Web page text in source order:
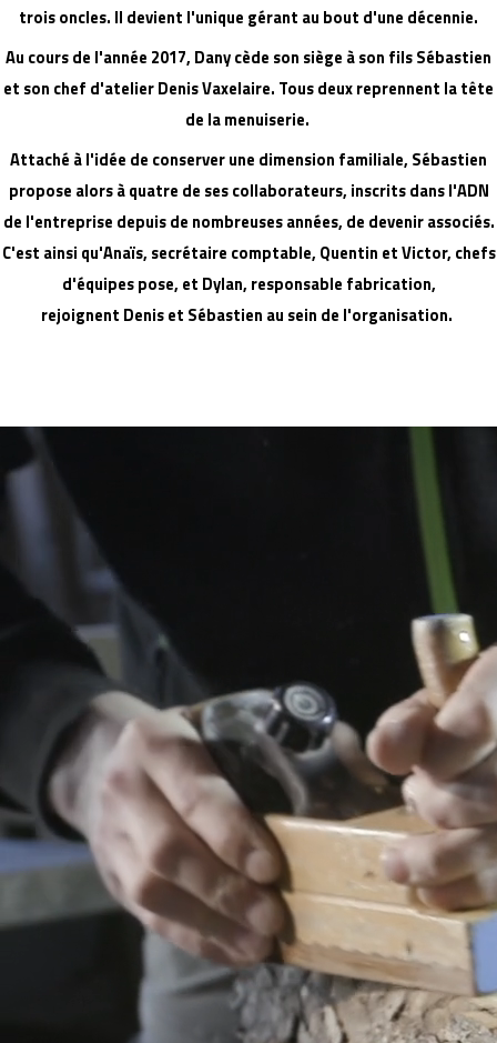
trois oncles. Il devient l'unique gérant au bout d'une décennie.
Au cours de l'année 2017, Dany cède son siège à son fils Sébastien
et son chef d'atelier Denis Vaxelaire. Tous deux reprennent la tête
de la menuiserie.
Attaché à l'idée de conserver une dimension familiale, Sébastien
propose alors à quatre de ses collaborateurs, inscrits dans l'ADN
de l'entreprise depuis de nombreuses années, de devenir associés.
C'est ainsi qu'Anaïs, secrétaire comptable, Quentin et Victor, chefs
d'équipes pose, et Dylan, responsable fabrication,
rejoignent Denis et Sébastien au sein de l'organisation.